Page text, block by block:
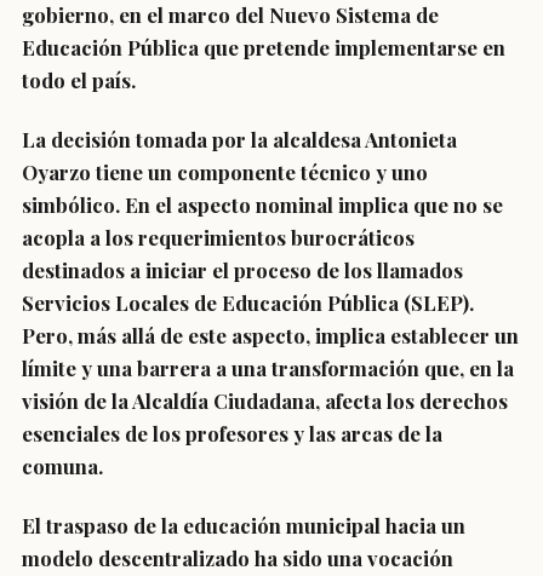
gobierno, en el marco del Nuevo Sistema de
Educación Pública que pretende implementarse en
todo el país.
La decisión tomada por la alcaldesa Antonieta
Oyarzo tiene un componente técnico y uno
simbólico. En el aspecto nominal implica que no se
acopla a los requerimientos burocráticos
destinados a iniciar el proceso de los llamados
Servicios Locales de Educación Pública (SLEP).
Pero, más allá de este aspecto, implica establecer un
límite y una barrera a una transformación que, en la
visión de la Alcaldía Ciudadana, afecta los derechos
esenciales de los profesores y las arcas de la
comuna.
El traspaso de la educación municipal hacia un
modelo descentralizado ha sido una vocación